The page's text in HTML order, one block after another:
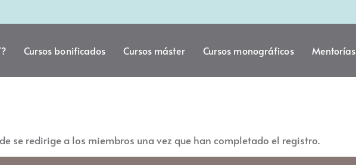
Cursos bonificados Cursos máster Cursos monográficos Mentorías
se redirige a los miembros una vez que han completado el registro.